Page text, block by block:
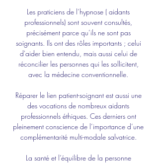
Les praticiens de l’hypnose ( aidants
professionnels) sont souvent consultés,
précisément parce qu’ils ne sont pas
soignants. Ils ont des rôles importants ; celui
d'aider bien entendu, mais aussi celui de
réconcilier les personnes qui les sollicitent,
avec la médecine conventionnelle.
Réparer le lien patient-soignant est aussi une
des vocations de nombreux aidants
professionnels éthiques. Ces derniers ont
pleinement conscience de l’importance d’une
complémentarité multi-modale salvatrice.
La santé et l’équilibre de la personne